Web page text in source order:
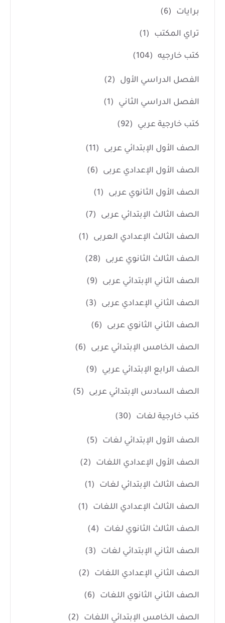
برايات (6)
تراي المكتب (1)
كتب خارجيه (104)
الفصل الدراسي الأول (2)
الفصل الدراسي الثاني (1)
كتب خارجية عربي (92)
الصف الأول الإبتدائي عربى (11)
الصف الأول الإعدادي عربى (6)
الصف الأول الثانوي عربى (1)
الصف الثالث الإبتدائي عربى (7)
الصف الثالث الإعدادي العربى (1)
الصف الثالث الثانوي عربى (28)
الصف الثاني الإبتدائي عربى (9)
الصف الثاني الإعدادي عربى (3)
الصف الثاني الثانوي عربى (6)
الصف الخامس الإبتدائي عربى (6)
الصف الرابع الإبتدائي عربي (9)
الصف السادس الإبتدائي عربى (5)
كتب خارجية لغات (30)
الصف الأول الإبتدائي لغات (5)
الصف الأول الإعدادي اللغات (2)
الصف الثالث الإبتدائي لغات (1)
الصف الثالث الإعدادي اللغات (1)
الصف الثالث الثانوي لغات (4)
الصف الثاني الإبتدائي لغات (3)
الصف الثاني الإعدادي اللغات (2)
الصف الثاني الثانوي اللغات (6)
الصف الخامس الإبتدائي اللغات (2)